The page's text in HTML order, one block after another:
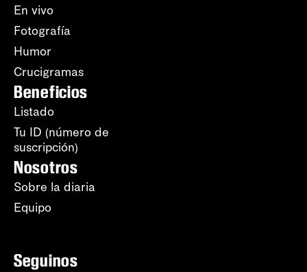
En vivo
Fotografía
Humor
Crucigramas
Beneficios
Listado
Tu ID (número de
suscripción)
Nosotros
Sobre la diaria
Equipo
Seguinos